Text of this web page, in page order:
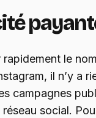
rapidement le
il n’y a
campagnes
social.